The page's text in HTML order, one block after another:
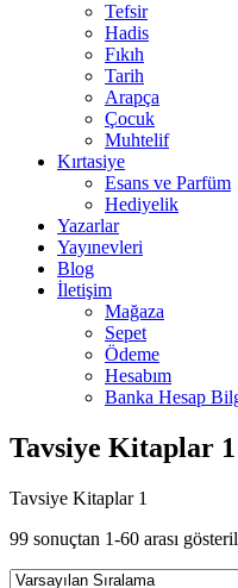
Tefsir
Hadis
Fıkıh
Tarih
Arapça
Çocuk
Muhtelif
Kırtasiye
Esans ve Parfüm
Hediyelik
Yazarlar
Yayınevleri
Blog
İletişim
Mağaza
Sepet
Ödeme
Hesabım
Banka Hesap
Tavsiye Kitaplar 1
Tavsiye Kitaplar 1
99 sonuçtan 1-60 arası